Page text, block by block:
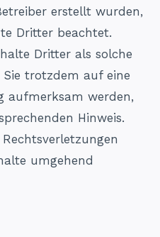
erstellt wurden,
Dritter beachtet.
Dritter als solche
trotzdem auf eine
aufmerksam werden,
Hinweis.
umgehend